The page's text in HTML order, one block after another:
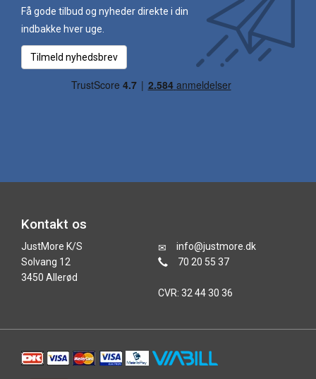
Få gode tilbud og nyheder direkte i din
indbakke hver uge.
Tilmeld nyhedsbrev
Kontakt os
JustMore K/S
Solvang 12
3450 Allerød
info@justmore.dk
70 20 55 37
CVR: 32 44 30 36